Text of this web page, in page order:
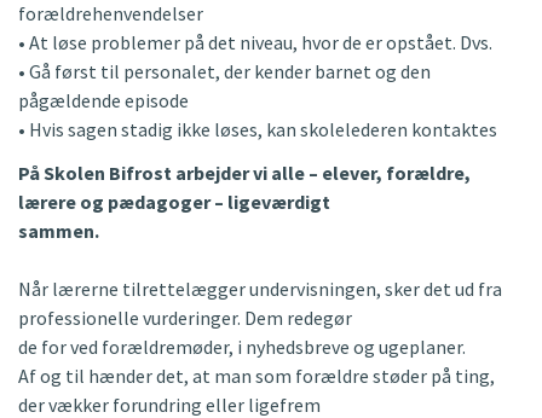
forældrehenvendelser
• At løse problemer på det niveau, hvor de er opstået. Dvs.
• Gå først til personalet, der kender barnet og den
pågældende episode
• Hvis sagen stadig ikke løses, kan skolelederen kontaktes
På Skolen Bifrost arbejder vi alle – elever, forældre,
lærere og pædagoger – ligeværdigt
sammen.
Når lærerne tilrettelægger undervisningen, sker det ud fra
professionelle vurderinger. Dem redegør
de for ved forældremøder, i nyhedsbreve og ugeplaner.
Af og til hænder det, at man som forældre støder på ting,
der vækker forundring eller ligefrem